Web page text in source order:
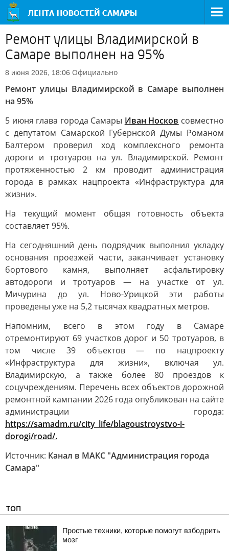
Ремонт улицы Владимирской в
Самаре выполнен на 95%
8 июня 2026, 18:06 Официально
Ремонт улицы Владимирской в Самаре выполнен
на 95%
5 июня глава города Самары Иван Носков совместно
с депутатом Самарской Губернской Думы Романом
Балтером проверил ход комплексного ремонта
дороги и тротуаров на ул. Владимирской. Ремонт
протяженностью 2 км проводит администрация
города в рамках нацпроекта «Инфраструктура для
жизни».
На текущий момент общая готовность объекта
составляет 95%.
На сегодняшний день подрядчик выполнил укладку
основания проезжей части, заканчивает установку
бортового камня, выполняет асфальтировку
автодороги и тротуаров — на участке от ул.
Мичурина до ул. Ново-Урицкой эти работы
проведены уже на 5,2 тысячах квадратных метров.
Напомним, всего в этом году в Самаре
отремонтируют 69 участков дорог и 50 тротуаров, в
том числе 39 объектов — по нацпроекту
«Инфраструктура для жизни», включая ул.
Владимирскую, а также более 80 проездов к
соцучреждениям. Перечень всех объектов дорожной
ремонтной кампании 2026 года опубликован на сайте
администрации города:
https://samadm.ru/city_life/blagoustroystvo-i-
dorogi/road/.
Источник: Канал в МАКС "Администрация города
Самара"
ТОП
Простые техники, которые помогут взбодрить
мозг